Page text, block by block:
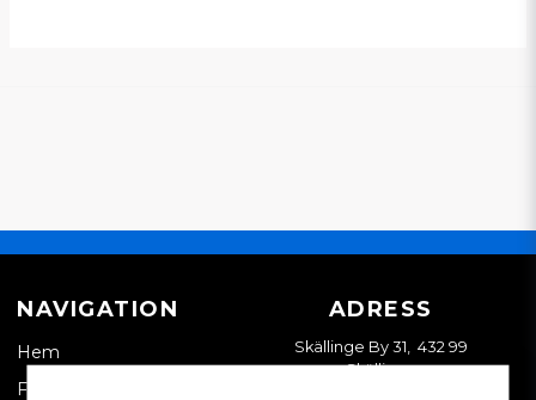
NAVIGATION
Hem
Företagskund
ADRESS
Skällinge By 31, 432 99
Skällinge